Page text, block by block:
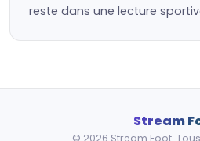
reste dans une lecture
Stream
© 2026 Stream Foot.